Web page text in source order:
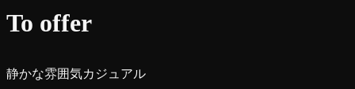
To offer
静かな雰囲気カジュアル